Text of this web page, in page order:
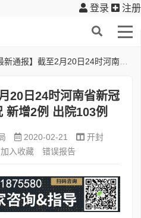
登录 注册
通报】截至2月20日24时河南省新冠肺炎疫情最新情况 新增2例 出院103例
20日24时河南省新冠
新增2例 出院103例
2020-02-21
开封
加入收藏 错误报告